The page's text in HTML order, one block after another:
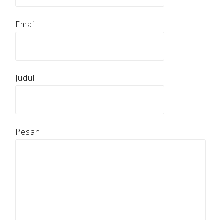
Email
Judul
Pesan